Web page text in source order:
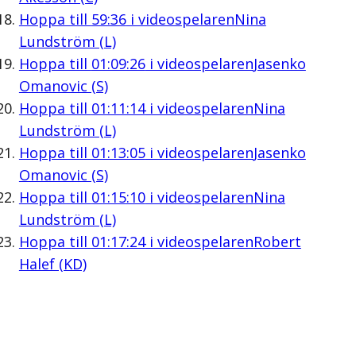
Hoppa till 59:36i videospelarenNina
Lundström (L)
Hoppa till 01:09:26i videospelarenJasenko
Omanovic (S)
Hoppa till 01:11:14i videospelarenNina
Lundström (L)
Hoppa till 01:13:05i videospelarenJasenko
Omanovic (S)
Hoppa till 01:15:10i videospelarenNina
Lundström (L)
Hoppa till 01:17:24i videospelarenRobert
Halef (KD)